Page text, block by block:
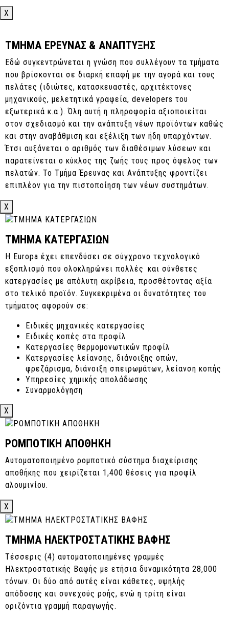
X
TMHMA ΕΡΕΥΝΑΣ & ΑΝΑΠΤΥΞΗΣ
Εδώ συγκεντρώνεται η γνώση που συλλέγουν τα τμήματα
που βρίσκονται σε διαρκή επαφή με την αγορά και τους
πελάτες (ιδιώτες, κατασκευαστές, αρχιτέκτονες
μηχανικούς, μελετητικά γραφεία, developers του
εξωτερικά κ.α.). Όλη αυτή η πληροφορία αξιοποιείται
στον σχεδιασμό και την ανάπτυξη νέων προϊόντων καθώς
και στην αναβάθμιση και εξέλιξη των ήδη υπαρχόντων.
Έτσι αυξάνεται ο αριθμός των διαθέσιμων λύσεων και
παρατείνεται ο κύκλος της ζωής τους προς όφελος των
πελατών. Το Τμήμα Έρευνας και Ανάπτυξης φροντίζει
επιπλέον για την πιστοποίηση των νέων συστημάτων.
X
ΤΜΗΜΑ ΚΑΤΕΡΓΑΣΙΩΝ
Η Europa έχει επενδύσει σε σύγχρονο τεχνολογικό
εξοπλισμό που ολοκληρώνει πολλές και σύνθετες
κατεργασίες με απόλυτη ακρίβεια, προσθέτοντας αξία
στο τελικό προϊόν. Συγκεκριμένα οι δυνατότητες του
τμήματος αφορούν σε:
Ειδικές μηχανικές κατεργασίες
Ειδικές κοπές στα προφίλ
Κατεργασίες θερμομονωτικών προφίλ
Κατεργασίες λείανσης, διάνοιξης οπών,
φρεζάρισμα, διάνοιξη σπειρωμάτων, λείανση κοπής
Υπηρεσίες χημικής απολάδωσης
Συναρμολόγηση
X
ΡΟΜΠΟΤΙΚΗ ΑΠΟΘΗΚΗ
Αυτοματοποιημένο ρομποτικό σύστημα διαχείρισης
αποθήκης που χειρίζεται 1,400 θέσεις για προφίλ
αλουμινίου.
X
ΤΜΗΜΑ ΗΛΕΚΤΡΟΣΤΑΤΙΚΗΣ ΒΑΦΗΣ
Τέσσερις (4) αυτοματοποιημένες γραμμές
Ηλεκτροστατικής Βαφής με ετήσια δυναμικότητα 28,000
τόνων. Οι δύο από αυτές είναι κάθετες, υψηλής
απόδοσης και συνεχούς ροής, ενώ η τρίτη είναι
οριζόντια γραμμή παραγωγής.